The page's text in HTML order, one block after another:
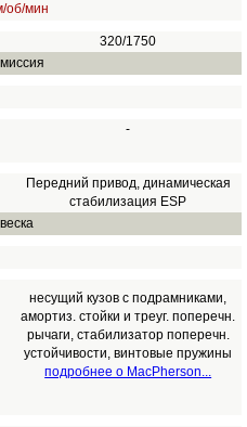
об/мин
320/1750
-
Передний привод, динамическая
стабилизация ESP
несущий кузов с подрамниками,
амортиз. стойки и треуг. поперечн.
рычаги, стабилизатор поперечн.
устойчивости, винтовые пружины
подробнее о MacPherson...